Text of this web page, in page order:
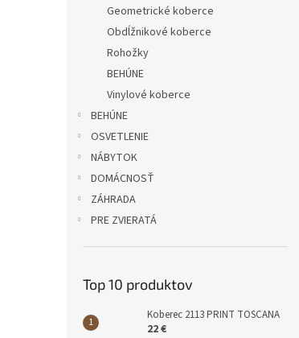
Geometrické koberce
Obdĺžnikové koberce
Rohožky
BEHÚNE
Vinylové koberce
BEHÚNE
OSVETLENIE
NÁBYTOK
DOMÁCNOSŤ
ZÁHRADA
PRE ZVIERATÁ
Top 10 produktov
Koberec 2113 PRINT TOSCANA
22 €